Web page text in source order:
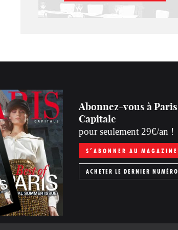
Abonnez-vous à Paris
Capitale
pour seulement 29€/an !
S’ABONNER AU MAGAZINE
ACHETER LE DERNIER NUMÉRO